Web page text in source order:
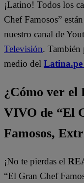
¡Latino! Todos los
Chef Famosos”
nuestro canal de
Televisión. También
medio del Latina.pe
¿Cómo ver el
VIVO de “El
Famosos,
¡No te pierdas el
“El Gran Chef